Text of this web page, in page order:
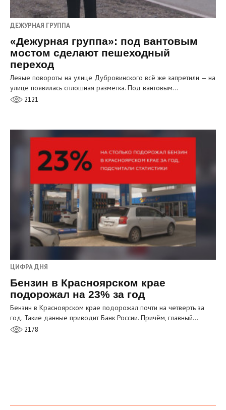
ДЕЖУРНАЯ ГРУППА
«Дежурная группа»: под вантовым
мостом сделают пешеходный
переход
Левые повороты на улице Дубровинского всё же запретили — на
улице появилась сплошная разметка. Под вантовым…
2121
ЦИФРА ДНЯ
Бензин в Красноярском крае
подорожал на 23% за год
Бензин в Красноярском крае подорожал почти на четверть за
год. Такие данные приводит Банк России. Причём, главный…
2178